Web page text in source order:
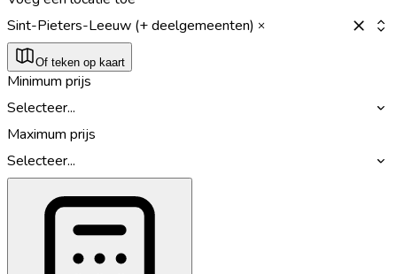
Sint-Pieters-Leeuw (+ deelgemeenten)
Of teken op kaart
Minimum prijs
Selecteer...
Maximum prijs
Selecteer...